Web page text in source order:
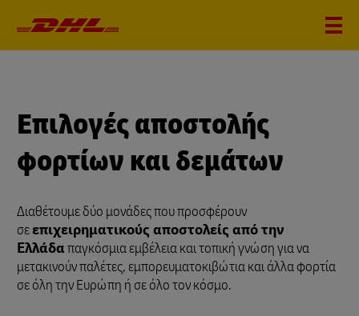
Επιλογές αποστολής
φορτίων και δεμάτων
Διαθέτουμε δύο μονάδες που προσφέρουν
σεεπιχειρηματικούς αποστολείς από την
Ελλάδαπαγκόσμια εμβέλεια και τοπική γνώση για να
μετακινούν παλέτες, εμπορευματοκιβώτια και άλλα φορτία
σε όλη την Ευρώπη ή σε όλο τον κόσμο.